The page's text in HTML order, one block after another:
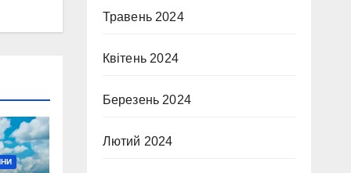
Травень 2024
Квітень 2024
Березень 2024
Лютий 2024